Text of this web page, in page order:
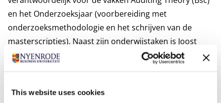
This website uses cookies
en het Onderzoeksjaar (voorbereiding met
onderzoeksmethodologie en het schrijven van de
masterscripties). Naast zijn onderwijstaken is Joost
voorzitter van de Centrale Examencommissie en de